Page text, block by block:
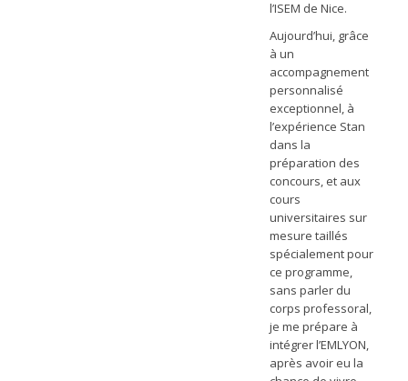
l’ISEM de Nice.
Aujourd’hui, grâce
à un
accompagnement
personnalisé
exceptionnel, à
l’expérience Stan
dans la
préparation des
concours, et aux
cours
universitaires sur
mesure taillés
spécialement pour
ce programme,
sans parler du
corps professoral,
je me prépare à
intégrer l’EMLYON,
après avoir eu la